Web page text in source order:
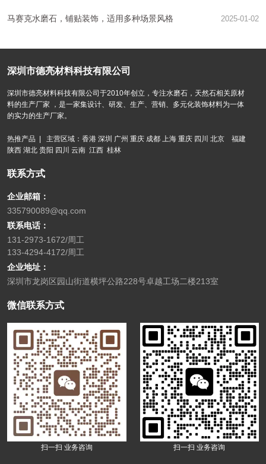
2025-01-02
马赛克水磨石，铺贴装饰，适用多种场景风格
深圳市德亮材料科技有限公司
深圳市德亮材料科技有限公司于2010年创立，专注水磨石，天然石相关原材
料的生产厂家 ，是一家集设计、研发、生产、营销、多元化装饰材料为一体
的实力的生产厂家。
热推产品 | 主营区域：香港 深圳 广州 重庆 成都 上海 重庆 四川 北京 福建
陕西 湖北 贵阳 四川 云南 江西 桂林
联系方式
企业邮箱：
335790089@qq.com
联系电话：
131-2973-1672/周工
133-4294-4172/周工
企业地址：
深圳市龙岗区园山街道横坪公路228号卓越工场二楼213室
微信联系方式
扫一扫 业务咨询 扫一扫 业务咨询